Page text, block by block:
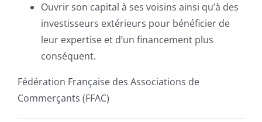
Ouvrir son capital à ses voisins ainsi qu’à des
investisseurs extérieurs pour bénéficier de
leur expertise et d’un financement plus
conséquent.
Fédération Française des Associations de
Commerçants (FFAC)